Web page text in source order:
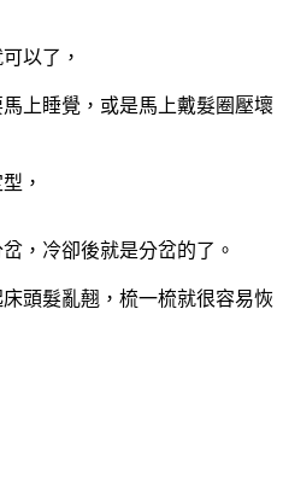
以了，
上睡覺，或是馬上戴髮圈壓壞
，
，冷卻後就是分岔的了。
頭髮亂翹，梳一梳就很容易恢